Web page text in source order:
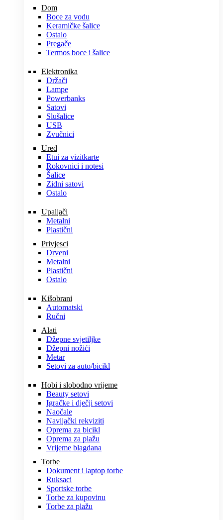
Dom
Boce za vodu
Keramičke šalice
Ostalo
Pregače
Termos boce i šalice
Elektronika
Držači
Lampe
Powerbanks
Satovi
Slušalice
USB
Zvučnici
Ured
Etui za vizitkarte
Rokovnici i notesi
Šalice
Zidni satovi
Ostalo
Upaljači
Metalni
Plastični
Privjesci
Drveni
Metalni
Plastični
Ostalo
Kišobrani
Automatski
Ručni
Alati
Džepne svjetiljke
Džepni nožići
Metar
Setovi za auto/bicikl
Hobi i slobodno vrijeme
Beauty setovi
Igračke i dječji setovi
Naočale
Navijački rekviziti
Oprema za bicikl
Oprema za plažu
Vrijeme blagdana
Torbe
Dokument i laptop torbe
Ruksaci
Sportske torbe
Torbe za kupovinu
Torbe za plažu